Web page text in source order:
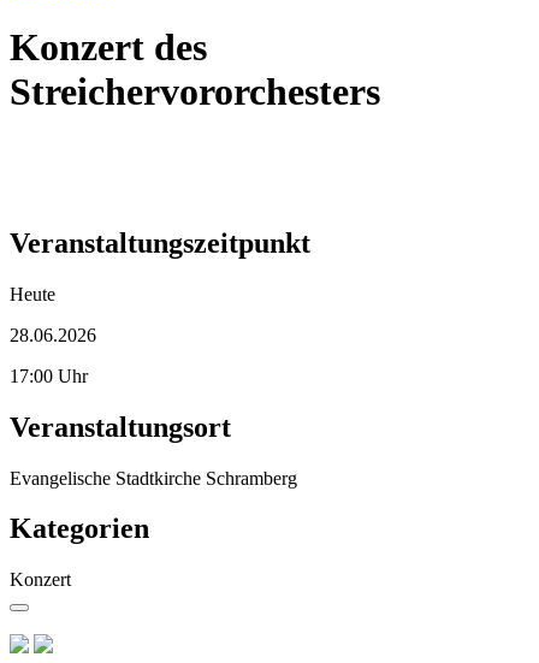
Konzert des
Streichervororchesters
Veranstaltungszeitpunkt
Heute
28.06.2026
17:00 Uhr
Veranstaltungsort
Evangelische Stadtkirche Schramberg
Kategorien
Konzert